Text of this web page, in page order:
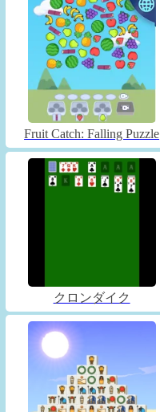
Fruit Catch: Falling Puzzle
クロンダイク